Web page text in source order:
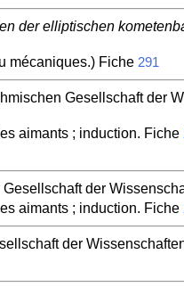
der elliptischen
mécaniques.) Fiche 291
Gesellschaft der
aimants ; induction. Fiche
der
aimants ; induction. Fiche
der